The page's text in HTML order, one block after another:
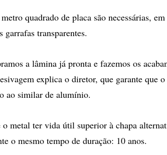
quadrado de placa são necessárias,
garrafas transparentes.
a lâmina já pronta e fazemos os
explica o diretor, que garante que
ao similar de alumínio.
o metal ter vida útil superior à chapa
o mesmo tempo de duração: 10 anos.